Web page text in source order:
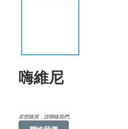
嗨維尼
若想購買，請聯絡我們。